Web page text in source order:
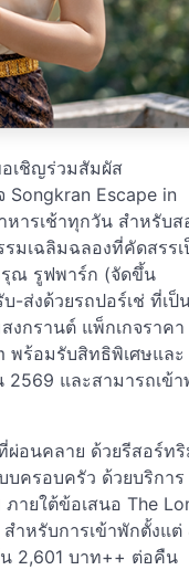
เชิญร่วมสัมผัส
Songkran Escape in
ารเช้าทุกวัน สำหรับส
มเฉลิมฉลองที่คัดสรร
รุณ รูฟพาร์ก (จัดขึ้น
-ส่งด้วยรถปอร์เช่ ที่เป็
งกรานต์ แพ็กเกจราคา
พร้อมรับสิทธิพิเศษและ
2569 และสามารถเข้า
ผ่อนคลาย ด้วยรีสอร์ทริ
บครอบครัว ด้วยบริการ
ายใต้ข้อเสนอ The
ำหรับการเข้าพักตั้งแต่
2,601 บาท++ ต่อคืน